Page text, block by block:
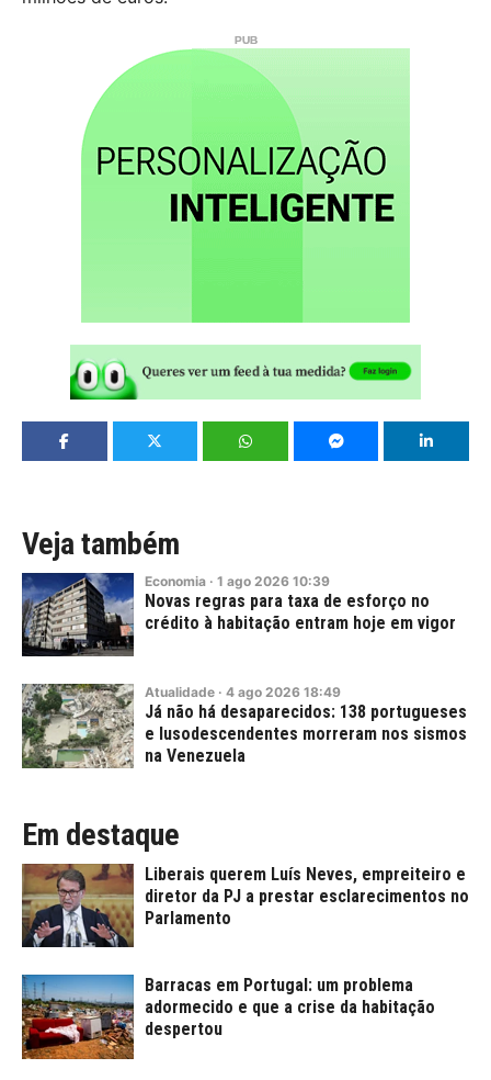
Veja também
Economia · 1 ago 2026 10:39
Novas regras para taxa de esforço no
crédito à habitação entram hoje em vigor
Atualidade · 4 ago 2026 18:49
Já não há desaparecidos: 138 portugueses
e lusodescendentes morreram nos sismos
na Venezuela
Em destaque
Liberais querem Luís Neves, empreiteiro e
diretor da PJ a prestar esclarecimentos no
Parlamento
Barracas em Portugal: um problema
adormecido e que a crise da habitação
despertou